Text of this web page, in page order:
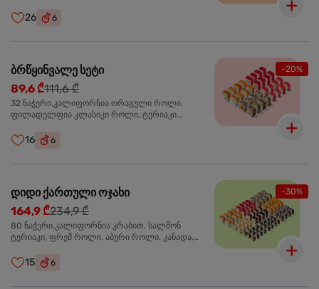
26 6
-20%
ბრწყინვალე სეტი
89,6 ₾111,6 ₾
32 ნაჭერი.კალიფორნია ორაგული როლი,
ფილადელფია კლასიკი როლი, ტერიაკი
16 6
-30%
დიდი ქართული ოჯახი
164,9 ₾234,9 ₾
80 ნაჭერი.კალიფორნია კრაბით, სალმონ
ტერიაკი, ფრეშ როლი, აბური როლი, კანადა,
ფილადელფია კლასიკი
15 6